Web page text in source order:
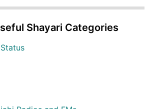
Shayari Categories